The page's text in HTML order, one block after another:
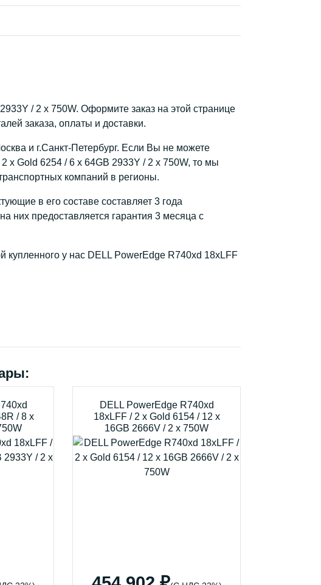
/ 2 x 750W. Оформите заказ на этой странице
заказа, оплаты и доставки.
и г.Санкт-Петербург. Если Вы не можете
x Gold 6254 / 6 x 64GB 2933Y / 2 x 750W, то мы
компаний в регионы.
в его составе составляет 3 года
них предоставляется гарантия 3 месяца с
купленного у нас DELL PowerEdge R740xd 18xLFF
/ 8 x
DELL PowerEdge R740xd
18xLFF / 2 x Gold 6154 / 12 x
16GB 2666V / 2 x 750W